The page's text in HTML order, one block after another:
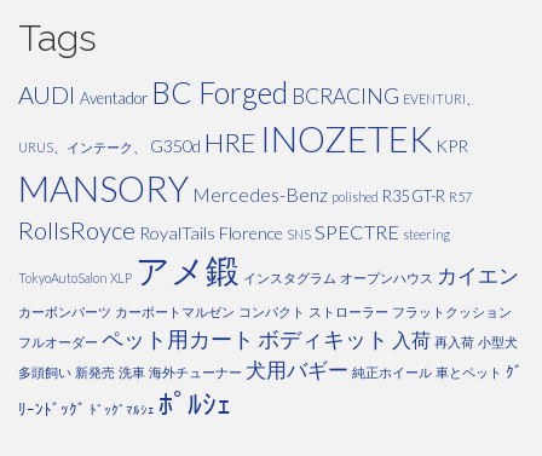
Tags
AUDI Aventador BC Forged BCRACING EVENTURI、
URUS、インテーク、 G350d HRE INOZETEK KPR
MANSORY Mercedes-Benz polished R35 GT-R R57
RollsRoyce RoyalTails Florence SNS SPECTRE steering
TokyoAutoSalon XLP アメ鍛 インスタグラム オープンハウス カイエン
カーボンパーツ カーポートマルゼン コンパクト ストローラー フラットクッション
フルオーダー ペット用カート ボディキット 入荷 再入荷 小型犬
多頭飼い 新発売 洗車 海外チューナー 犬用バギー 純正ホイール 車とペット ｸﾞ
ﾘｰﾝﾄﾞｯｸﾞ
ﾄﾞｯｸﾞﾏﾙｼｪ ﾎﾟﾙｼｪ